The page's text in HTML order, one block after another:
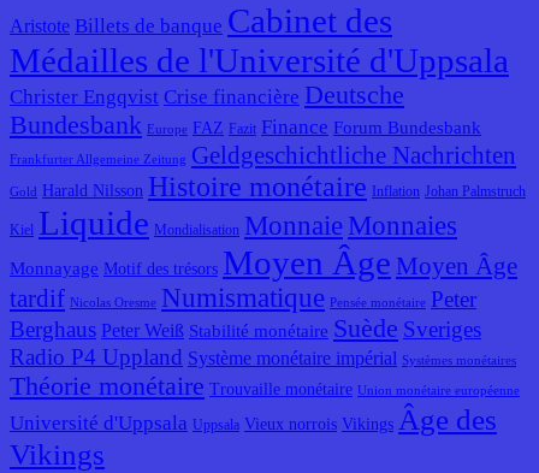
Aristote Billets de banque Cabinet des
Médailles de l'Université d'Uppsala
Christer Engqvist Crise financière Deutsche
Bundesbank
Europe FAZ Fazit Finance Forum Bundesbank
Frankfurter Allgemeine Zeitung Geldgeschichtliche Nachrichten
Gold Harald Nilsson Histoire monétaire Inflation Johan Palmstruch
Kiel Liquide Mondialisation Monnaie Monnaies
Monnayage Motif des trésors Moyen Âge Moyen Âge
tardif Nicolas Oresme Numismatique Pensée monétaire Peter
Berghaus Peter Weiß Stabilité monétaire Suède Sveriges
Radio P4 Uppland Système monétaire impérial Systèmes monétaires
Théorie monétaire Trouvaille monétaire Union monétaire européenne
Université d'Uppsala Uppsala Vieux norrois Vikings Âge des
Vikings